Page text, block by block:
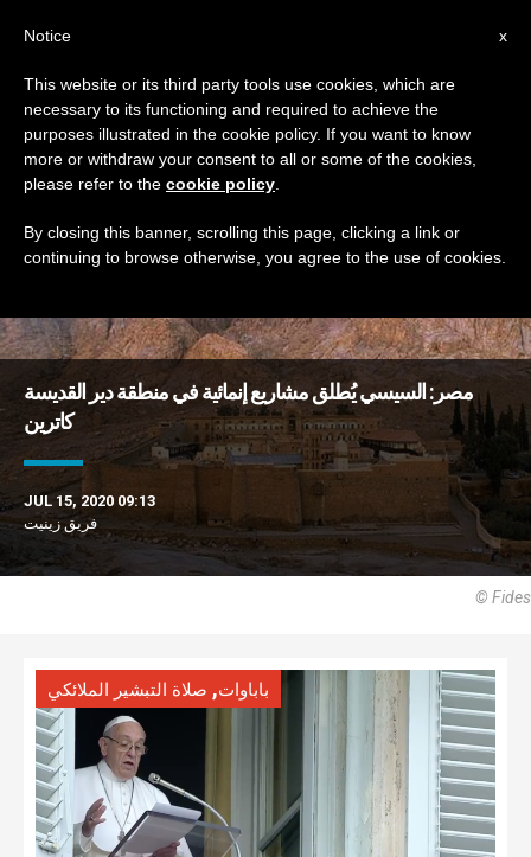
TAG
Posts Tagged ‘سيناء’
DERNIÈRES NOUVELLES
مصر: السيسي يُطلق مشاريع إنمائية في منطقة دير القديسة
كاترين
JUL 15, 2020 09:13
فريق زينيت
© Fides
باباوات, صلاة التبشير الملائكي
x
Notice
This website or its third party tools use cookies, which are
necessary to its functioning and required to achieve the
purposes illustrated in the cookie policy. If you want to know
more or withdraw your consent to all or some of the cookies,
please refer to the cookie policy
By closing this banner, scrolling this page, clicking a link or
continuing to browse otherwise, you agree to the use of cookies.